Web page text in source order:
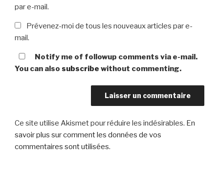
par e-mail.
Prévenez-moi de tous les nouveaux articles par e-
mail.
Notify me of followup comments via e-mail.
You can also subscribe without commenting.
Ce site utilise Akismet pour réduire les indésirables. En
savoir plus sur comment les données de vos
commentaires sont utilisées.